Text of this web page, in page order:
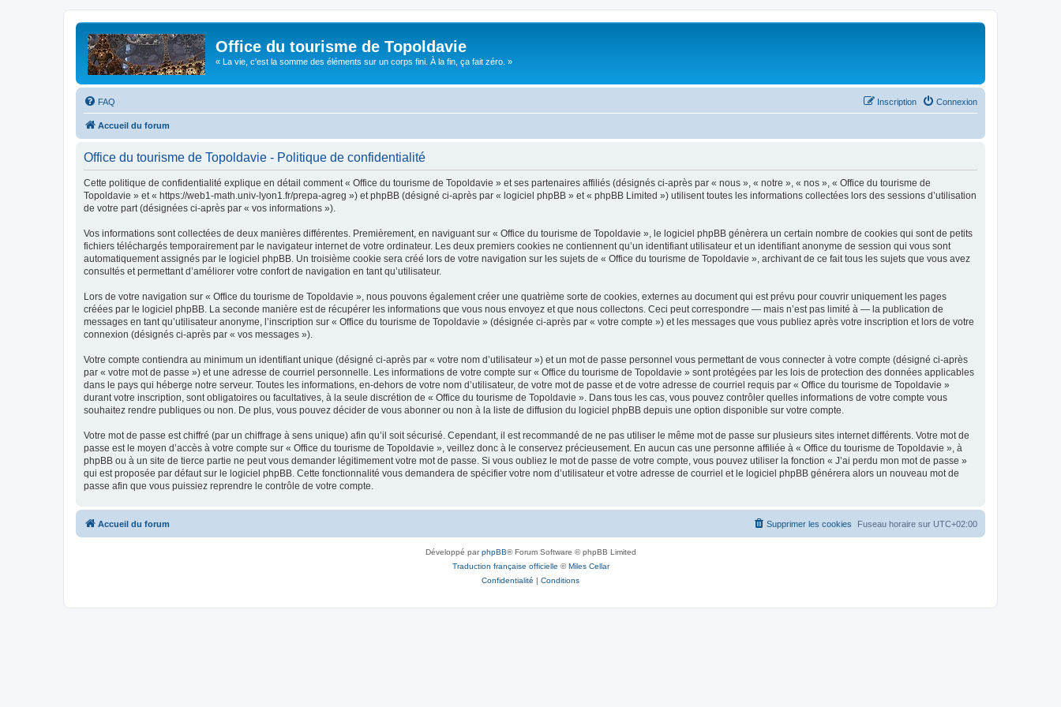
Office du tourisme de Topoldavie
« La vie, c'est la somme des éléments sur un corps fini. À la fin, ça fait zéro. »
FAQ Connexion
Inscription
Accueil du forum
Office du tourisme de Topoldavie - Politique de confidentialité
Cette politique de confidentialité explique en détail comment « Office du tourisme de Topoldavie » et ses partenaires affiliés (désignés ci-après par « nous », « notre », « nos », « Office du tourisme de
Topoldavie » et « https://web1-math.univ-lyon1.fr/prepa-agreg ») et phpBB (désigné ci-après par « logiciel phpBB » et « phpBB Limited ») utilisent toutes les informations collectées lors des sessions d’utilisation
de votre part (désignées ci-après par « vos informations »).
Vos informations sont collectées de deux manières différentes. Premièrement, en naviguant sur « Office du tourisme de Topoldavie », le logiciel phpBB génèrera un certain nombre de cookies qui sont de petits
fichiers téléchargés temporairement par le navigateur internet de votre ordinateur. Les deux premiers cookies ne contiennent qu’un identifiant utilisateur et un identifiant anonyme de session qui vous sont
automatiquement assignés par le logiciel phpBB. Un troisième cookie sera créé lors de votre navigation sur les sujets de « Office du tourisme de Topoldavie », archivant de ce fait tous les sujets que vous avez
consultés et permettant d’améliorer votre confort de navigation en tant qu’utilisateur.
Lors de votre navigation sur « Office du tourisme de Topoldavie », nous pouvons également créer une quatrième sorte de cookies, externes au document qui est prévu pour couvrir uniquement les pages
créées par le logiciel phpBB. La seconde manière est de récupérer les informations que vous nous envoyez et que nous collectons. Ceci peut correspondre — mais n’est pas limité à — la publication de
messages en tant qu’utilisateur anonyme, l’inscription sur « Office du tourisme de Topoldavie » (désignée ci-après par « votre compte ») et les messages que vous publiez après votre inscription et lors de votre
connexion (désignés ci-après par « vos messages »).
Votre compte contiendra au minimum un identifiant unique (désigné ci-après par « votre nom d’utilisateur ») et un mot de passe personnel vous permettant de vous connecter à votre compte (désigné ci-après
par « votre mot de passe ») et une adresse de courriel personnelle. Les informations de votre compte sur « Office du tourisme de Topoldavie » sont protégées par les lois de protection des données applicables
dans le pays qui héberge notre serveur. Toutes les informations, en-dehors de votre nom d’utilisateur, de votre mot de passe et de votre adresse de courriel requis par « Office du tourisme de Topoldavie »
durant votre inscription, sont obligatoires ou facultatives, à la seule discrétion de « Office du tourisme de Topoldavie ». Dans tous les cas, vous pouvez contrôler quelles informations de votre compte vous
souhaitez rendre publiques ou non. De plus, vous pouvez décider de vous abonner ou non à la liste de diffusion du logiciel phpBB depuis une option disponible sur votre compte.
Votre mot de passe est chiffré (par un chiffrage à sens unique) afin qu’il soit sécurisé. Cependant, il est recommandé de ne pas utiliser le même mot de passe sur plusieurs sites internet différents. Votre mot de
passe est le moyen d’accès à votre compte sur « Office du tourisme de Topoldavie », veillez donc à le conservez précieusement. En aucun cas une personne affiliée à « Office du tourisme de Topoldavie », à
phpBB ou à un site de tierce partie ne peut vous demander légitimement votre mot de passe. Si vous oubliez le mot de passe de votre compte, vous pouvez utiliser la fonction « J’ai perdu mon mot de passe »
qui est proposée par défaut sur le logiciel phpBB. Cette fonctionnalité vous demandera de spécifier votre nom d’utilisateur et votre adresse de courriel et le logiciel phpBB générera alors un nouveau mot de
passe afin que vous puissiez reprendre le contrôle de votre compte.
Accueil du forum Fuseau horaire sur UTC+02:00
Supprimer les cookies
Développé parphpBB® Forum Software © phpBB Limited
Traduction française officielle ©Miles Cellar
Confidentialité | Conditions